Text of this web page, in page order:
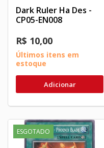
Dark Ruler Ha Des -
CP05-EN008
R$ 10,00
Últimos itens em
estoque
Adicionar
ESGOTADO